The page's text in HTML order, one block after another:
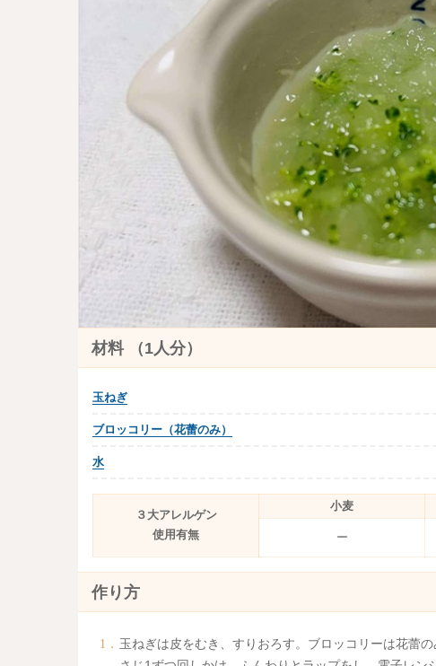
材料 （1人分）
玉ねぎ
ブロッコリー（花蕾のみ）
水
３大アレルゲン
使用有無
小麦
ー
作り方
玉ねぎは皮をむき、すりおろす。ブロッコリーは花蕾